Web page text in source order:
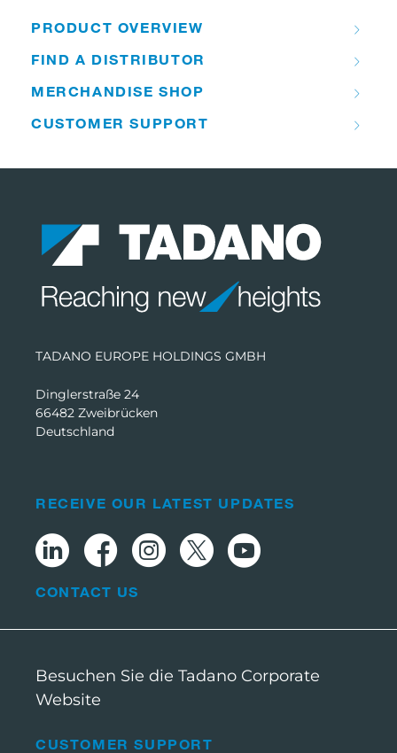
PRODUCT OVERVIEW
FIND A DISTRIBUTOR
MERCHANDISE SHOP
CUSTOMER SUPPORT
TADANO EUROPE HOLDINGS GMBH
Dinglerstraße 24
66482 Zweibrücken
Deutschland
CUSTOMER SUPPORT
RECEIVE OUR LATEST UPDATES
CONTACT US
Besuchen Sie die Tadano Corporate
Website